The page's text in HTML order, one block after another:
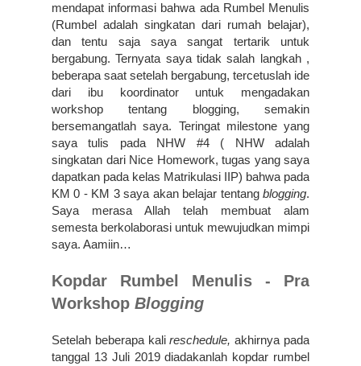
mendapat informasi bahwa ada Rumbel Menulis
(Rumbel adalah singkatan dari rumah belajar),
dan tentu saja saya sangat tertarik untuk
bergabung. Ternyata saya tidak salah langkah ,
beberapa saat setelah bergabung, tercetuslah ide
dari ibu koordinator untuk mengadakan
workshop tentang blogging, semakin
bersemangatlah saya. Teringat milestone yang
saya tulis pada NHW #4 ( NHW adalah
singkatan dari Nice Homework, tugas yang saya
dapatkan pada kelas Matrikulasi IIP) bahwa pada
KM 0 - KM 3 saya akan belajar tentang blogging.
Saya merasa Allah telah membuat alam
semesta berkolaborasi untuk mewujudkan mimpi
saya. Aamiin…
Kopdar Rumbel Menulis - Pra
Workshop Blogging
Setelah beberapa kali reschedule, akhirnya pada
tanggal 13 Juli 2019 diadakanlah kopdar rumbel